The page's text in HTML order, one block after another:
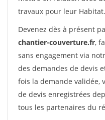
travaux pour leur Habitat.
Devenez dès à présent
chantier-couverture.fr,
sans engagement via
des demandes de devis
fois la demande validée,
de devis enregistrées
tous les partenaires du